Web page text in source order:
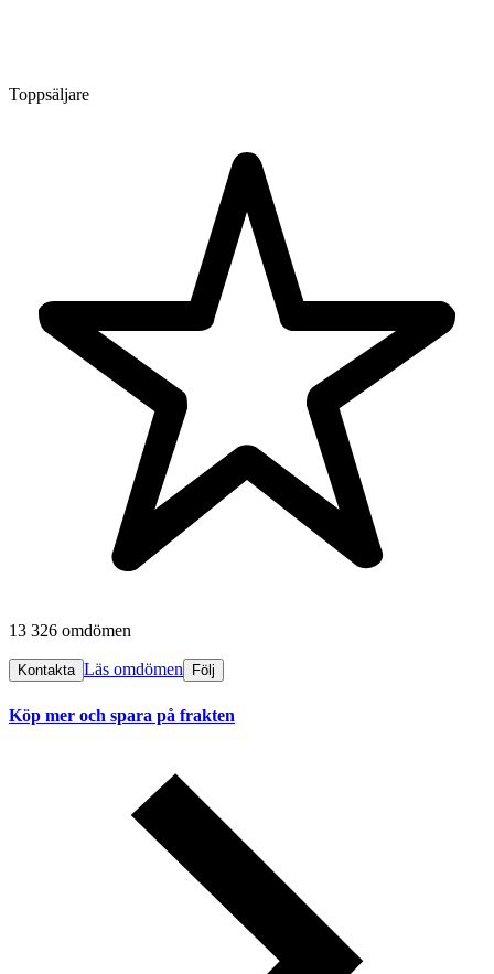
Toppsäljare
13 326 omdömen
Kontakta Läs omdömen Följ
Köp mer och spara på frakten